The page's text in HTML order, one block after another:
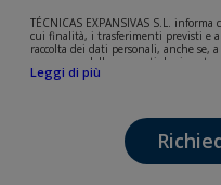
TÉCNICAS EXPANSIVAS S.L.
cui finalità, i trasferimenti previsti e
raccolta dei dati personali, anche se,
essere una delle seguenti: la
mantenimento della relazione
I dati contenuti nei nostri archivi
trattati con la massima riservatezza
Regolamento Generale sulla
rimarranno registrati nei nostri
Leggi di più